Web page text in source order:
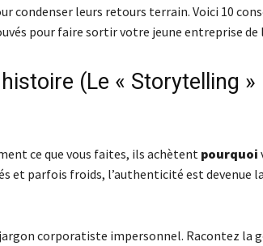
condenser leurs retours terrain. Voici 10
pour faire sortir votre jeune entreprise de
(Le « Storytelling »
ce que vous faites, ils achètent pourquoi
et parfois froids, l’authenticité est devenue
corporatiste impersonnel. Racontez la